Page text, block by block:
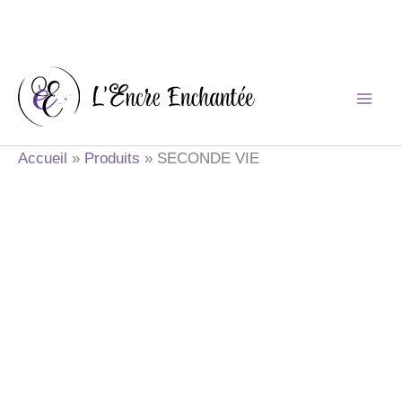
contenu
Accueil Produits SECONDE VIE